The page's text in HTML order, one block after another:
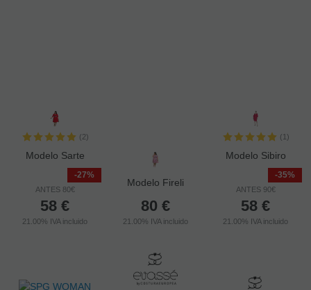
(2)
Modelo Sarte
-27%
ANTES 80€
58 €
21.00% IVA incluido
Modelo Fireli
80 €
21.00% IVA incluido
(1)
Modelo Sibiro
-35%
ANTES 90€
58 €
21.00% IVA incluido